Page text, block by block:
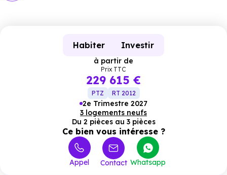
Habiter Investir
à partir de
Prix TTC
229 615 €
PTZ RT 2012
2e Trimestre 2027
3 logements neufs
Du 2 pièces au 3 pièces
Ce bien vous intéresse ?
Appel Contact Whatsapp